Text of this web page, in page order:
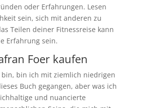
oder Erfahrungen. Lesen
sein, sich mit anderen zu
Teilen deiner Fitnessreise kann
Erfahrung sein.
Foer kaufen
bin ich mit ziemlich niedrigen
Buch gegangen, aber was ich
und nuancierte